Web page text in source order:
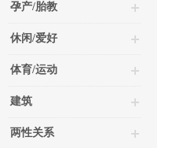
孕产/胎教
休闲/爱好
体育/运动
建筑
两性关系